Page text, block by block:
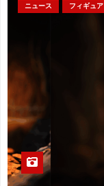
ニュース フィギュア